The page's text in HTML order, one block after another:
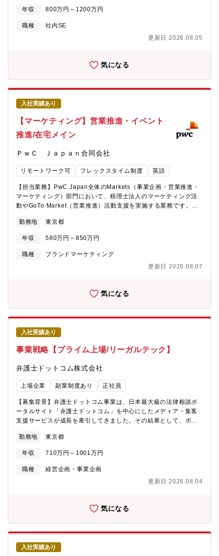
率 等）の設計・モニタリング・改善・会場運営・オペレーション
ョンの品質向上）・バイセルグループ各社との連携による集客・
シナジー施策の企画・実行・事業本部長およびタイムレス経営陣
／配属先の特徴】・株式会社タイムレス／オークション事業本部
／オペレーション／企画など多様なバックグラウンドのメンバー
部で、営業推進を最前線でリードする経験を得られる・事業本部
長の右腕として、戦略～現場実行まで一気通貫で関与できる・バ
イセルグループの経営リソース・顧客基盤を活用したダイナミッ
クな営業展開を経験できる・将来的にオークション事業本部長 →
タイムレス社役員を担うキャリアパス【働く環境】リモートワー
ク可（但しオンボーディング期間は出社必須）【キャリアパス】
事業推進部長候補 → 事業推進部長 → オークション事業本部長 →
タイムレス社役員 → バイセルグループ経営幹部【採用会社につい
て】株式会社タイムレス https://timeless-co.com/〒105-
0014 東京都港区芝2-5-6 芝256スクエアビル4階
（2,500名）への施策浸透～実行支援の企画、立案業務のほか、社
内経営層宛の各種報告対応といった施策のPMO業務を担当いただ
きます。※適性、希望に応じて営業担当と戦略企画担当のどちら
拠点からの連携案件への対応・提携企業への交渉によるサービス
対するSaaSサービスの紹介・基幹システム入れ替えニーズに対す
るITコンサル、RFP作成支援【業務補足】■KPI：収益、紹介数、
面談数等■1人当たりの担当拠点数：16拠点程度を担当【配属先情
報】決済ビジネス推進部 営業推進第一Gr 営業企画チーム次長＋約
20名が在籍。営業担当中心に東名阪本部にそれぞれ在籍しており
ます。※営業担当16名、戦略企画担当2名、ミドルバック担当2名
【働き方】個人の事情に応じた柔軟な働き方が可能です。業務に
慣れていただくまでは出社がベースとなりますが、その後は業務
状況やご都合に応じて週1～2回ほど在宅勤務も利用することが可
体制（約3か月）がございます。・各種行内研修（カテゴリー別研
修、eラーニング）も充実しております。【キャリアパス】同部に
てDXソリューションの経験に加え、銀行内部の知見も蓄えて頂く
スキル・専門性を高めていくキャリアや、銀行のDX化に貢献して
いくキャリア（企画・開発・PMOなど立場は各人別に異なる）、
企画本部など新事業立ち上げに関与する形でのキャリアなどがご
ざいます。本業務での経験を前提に、ご本人の意向に合わせたキ
ト】■お客様の経営層とのリレーションを持っているため、リレー
経営企画等の会社全体の戦略を握っている方々です。■営業担当は
当行顧客基盤をフル活用した形で、DXソリューションのコンサル
画担当と営業担当は一体感を持って運営しており、どの立場であ
年収 800万円～1200万円
職種
社内SE
更新日 2026.08.05
気になる
入社実績あり
【マーケティング】営業推進・イベント
推進/在宅メイン
ＰｗＣ Ｊａｐａｎ合同会社
リモートワーク可 フレックスタイム制度 英語
【担当業務】PwC Japan全体のMarkets（事業企画・営業推進・
マーケティング）部門において、税理士法人のマーケティング活
動やGoTo Market（営業推進）活動支援を実施する業務です。
士法人が成長を加速させる注力領域（例 国際税務、関税貿易、マ
ネージドサービス等）においてリーダーやパートナーと伴走し
て、営業推進を担っていただきます。 ・営業活動計画やターゲ
ット策定 ・活動進捗管理、会議体運営、資料作成 ・パイプラ
ランディング企画・実行税理士法人の専門性・ブランドを市場に
関係維持のためのマーケティング活動全般を企画・実施していた
だきます。税理士法人の担当者やパートナーと連携し、リード創
出からフォローまでを対応します。・オンサイト/Webセミナーの
イベントの企画/アジェンダ検討、イベント運営・参加者へのフォ
ローアップ・Webページの内容更新、コラムなどのWebコンテン
ツのドラフトの作成、作成進行管理【ポジションの魅力】・税理
士法人のパートナーと直接対話しながら「誰に・何を・どう売る
か」の施策を検討し、自身でマーケティング施策として推進して
いくことができるポジションです。・税務のプロフェッショナル
と協働し、専門家の知見をクライアントに届く形に変換する―知
的好奇心が刺激される仕事です・「B2Bマーケティング × 営業推
進（GTM） × プロフェッショナルサービス」という横断する統合
型キャリアを築くことができます。【所属チームについて】
Markets部門の税務担当メンバーはリーダーを含めて他に3名のチ
ーム体制で実施。Markets部門の中ではOffering & Platformとい
メンバーと情報共有なども実施しています。日々の業務はMarkets
のMarkets担当パートナー（役員）やシニアマネージャーと一緒に
仕事をしたり報告・相談をしていくことが多いポジションになり
ム制度有り、フリーアドレス等、非常に風通しの良い、働きやす
会がある場合あり）や収録がある場合には出社していただく必要
勤務地 東京都
年収 580万円～850万円
職種
ブランドマーケティング
更新日 2026.08.07
気になる
入社実績あり
事業戦略【プライム上場/リーガルテック】
弁護士ドットコム株式会社
上場企業 副業制度あり 正社員
【募集背景】弁護士ドットコム事業は、日本最大級の法律相談ポ
ータルサイト「弁護士ドットコム」を中心にしたメディア・集客
支援サービスが成長を牽引してきました。その結果として、ポー
士の約半分を誇り、弁護士ドット事業本部は会社の核となってい
ます。直近は業務支援サービス（法律書籍や判例の検索DB・業務
SaaS、BPO、AI関連）が伸長しており、新たな事業フェーズを迎
えています。また、さらなる事業拡大と収益最大化、そして専門
からは税理士ドットコム事業と組織を統合、より広い領域で事業
画・営業部門と連携し、戦略立案から実行までを担える事業戦略
スペシャリストを募集します。【業務内容】弁護士ドットコムと
いうリーガルテックの領域で圧倒的シェアを誇る既存事業の基盤
を守りつつ、20年以上にわたり蓄積してきた顧客基盤・ユーザー
基盤・データ基盤を以下しながら、時代の変化（AI検索やAIエー
ジェントの台頭など）を捉えた次なる変革・事業戦略を推進して
勤務地 東京都
年収 710万円～1001万円
職種
経営企画・事業企画
更新日 2026.08.04
気になる
入社実績あり